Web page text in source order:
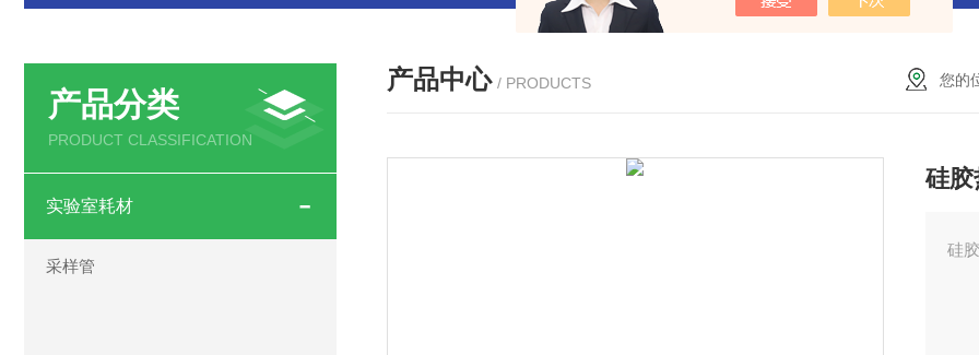
产品分类
PRODUCT CLASSIFICATION
实验室耗材
采样管
产品中心 / PRODUCTS 您的
硅
硅